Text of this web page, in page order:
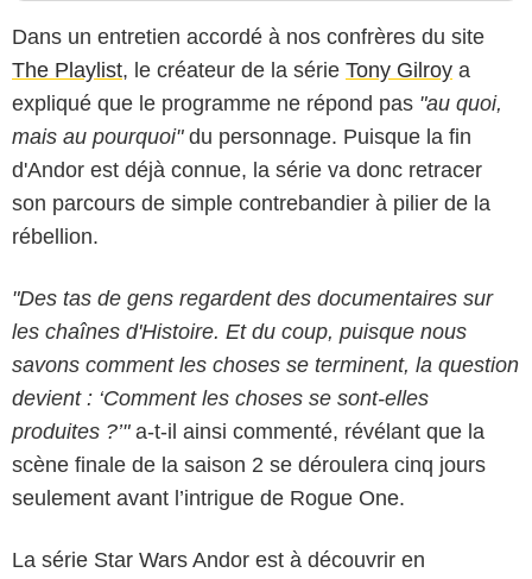
Dans un entretien accordé à nos confrères du site
The Playlist, le créateur de la série Tony Gilroy a
expliqué que le programme ne répond pas "au quoi,
mais au pourquoi"du personnage. Puisque la fin
d'Andor est déjà connue, la série va donc retracer
son parcours de simple contrebandier à pilier de la
rébellion.
"Des tas de gens regardent des documentaires sur
les chaînes d'Histoire. Et du coup, puisque nous
savons comment les choses se terminent, la question
devient : ‘Comment les choses se sont-elles
produites ?’"a-t-il ainsi commenté, révélant que la
scène finale de la saison 2 se déroulera cinq jours
seulement avant l’intrigue de Rogue One.
La série Star Wars Andor est à découvrir en